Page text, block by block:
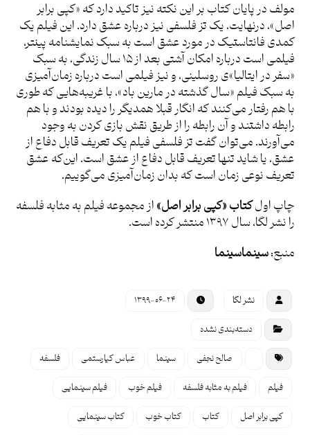
مولف در پایان کتاب بر این نکته نیز تاکید دارد که «کپی برابر
اصل»، درنهایت، یک تز فلسفی نیز درباره عشق دارد. این فیلم یک
کمدی فانتاستیک در مورد عشق است به سبک نمایشنامه پینتر،
فیلمی است درباره امکان آشتی بعد از ۱۵ سال زندگی، به سبک
«سفر در ایتالیا»ی روسلینی، و نیز فیلمی است درباره زمان‌آمیزی
به سبک فیلم «سال گذشته در مارین باد»، با غریبه‌هایی که طوری
با هم رفتار می‌کنند که انگار قبلا همدیگر را دیده بودند و با هم
رابطه داشتند و آن رابطه را از طریق نقش بازی کردن به وجود
می‌آورند. می‌توان گفت تز فلسفی فیلم یک تعریف قابل دفاع از
عشق، یا شاید تنها تعریف قابل دفاع از عشق است. این‌که عشق
تعریف نوعی زمان است که بدان زمان‌آمیزی می‌گوییم.
چاپ اولکتاب «کپی برابر اصل»از مجموعه فیلم به مثابه فلسفه
را نشر لگا، سال ۱۳۹۷ منتشر کرده است.
منبع:سینماسینما
نشر لگا ۱۳۹۹-۰۶-۲۴
دسته‌بندی نشده
‌ صالح نجفی سینما عباس کیارستمی فلسفه
فیلم فیلم به مثابه فلسفه ‌فیلم خوب فیلم سینمایی
کپی برابر اصل کتاب کتاب خوب کتاب سینمایی